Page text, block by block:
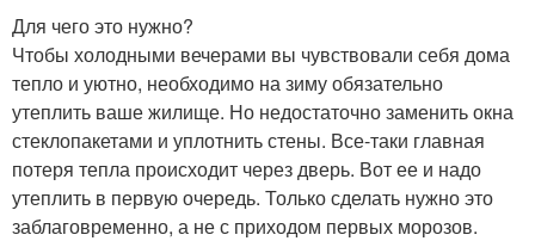
Для чего это нужно?
Чтобы холодными вечерами вы чувствовали себя дома
тепло и уютно, необходимо на зиму обязательно
утеплить ваше жилище. Но недостаточно заменить окна
стеклопакетами и уплотнить стены. Все-таки главная
потеря тепла происходит через дверь. Вот ее и надо
утеплить в первую очередь. Только сделать нужно это
заблаговременно, а не с приходом первых морозов.